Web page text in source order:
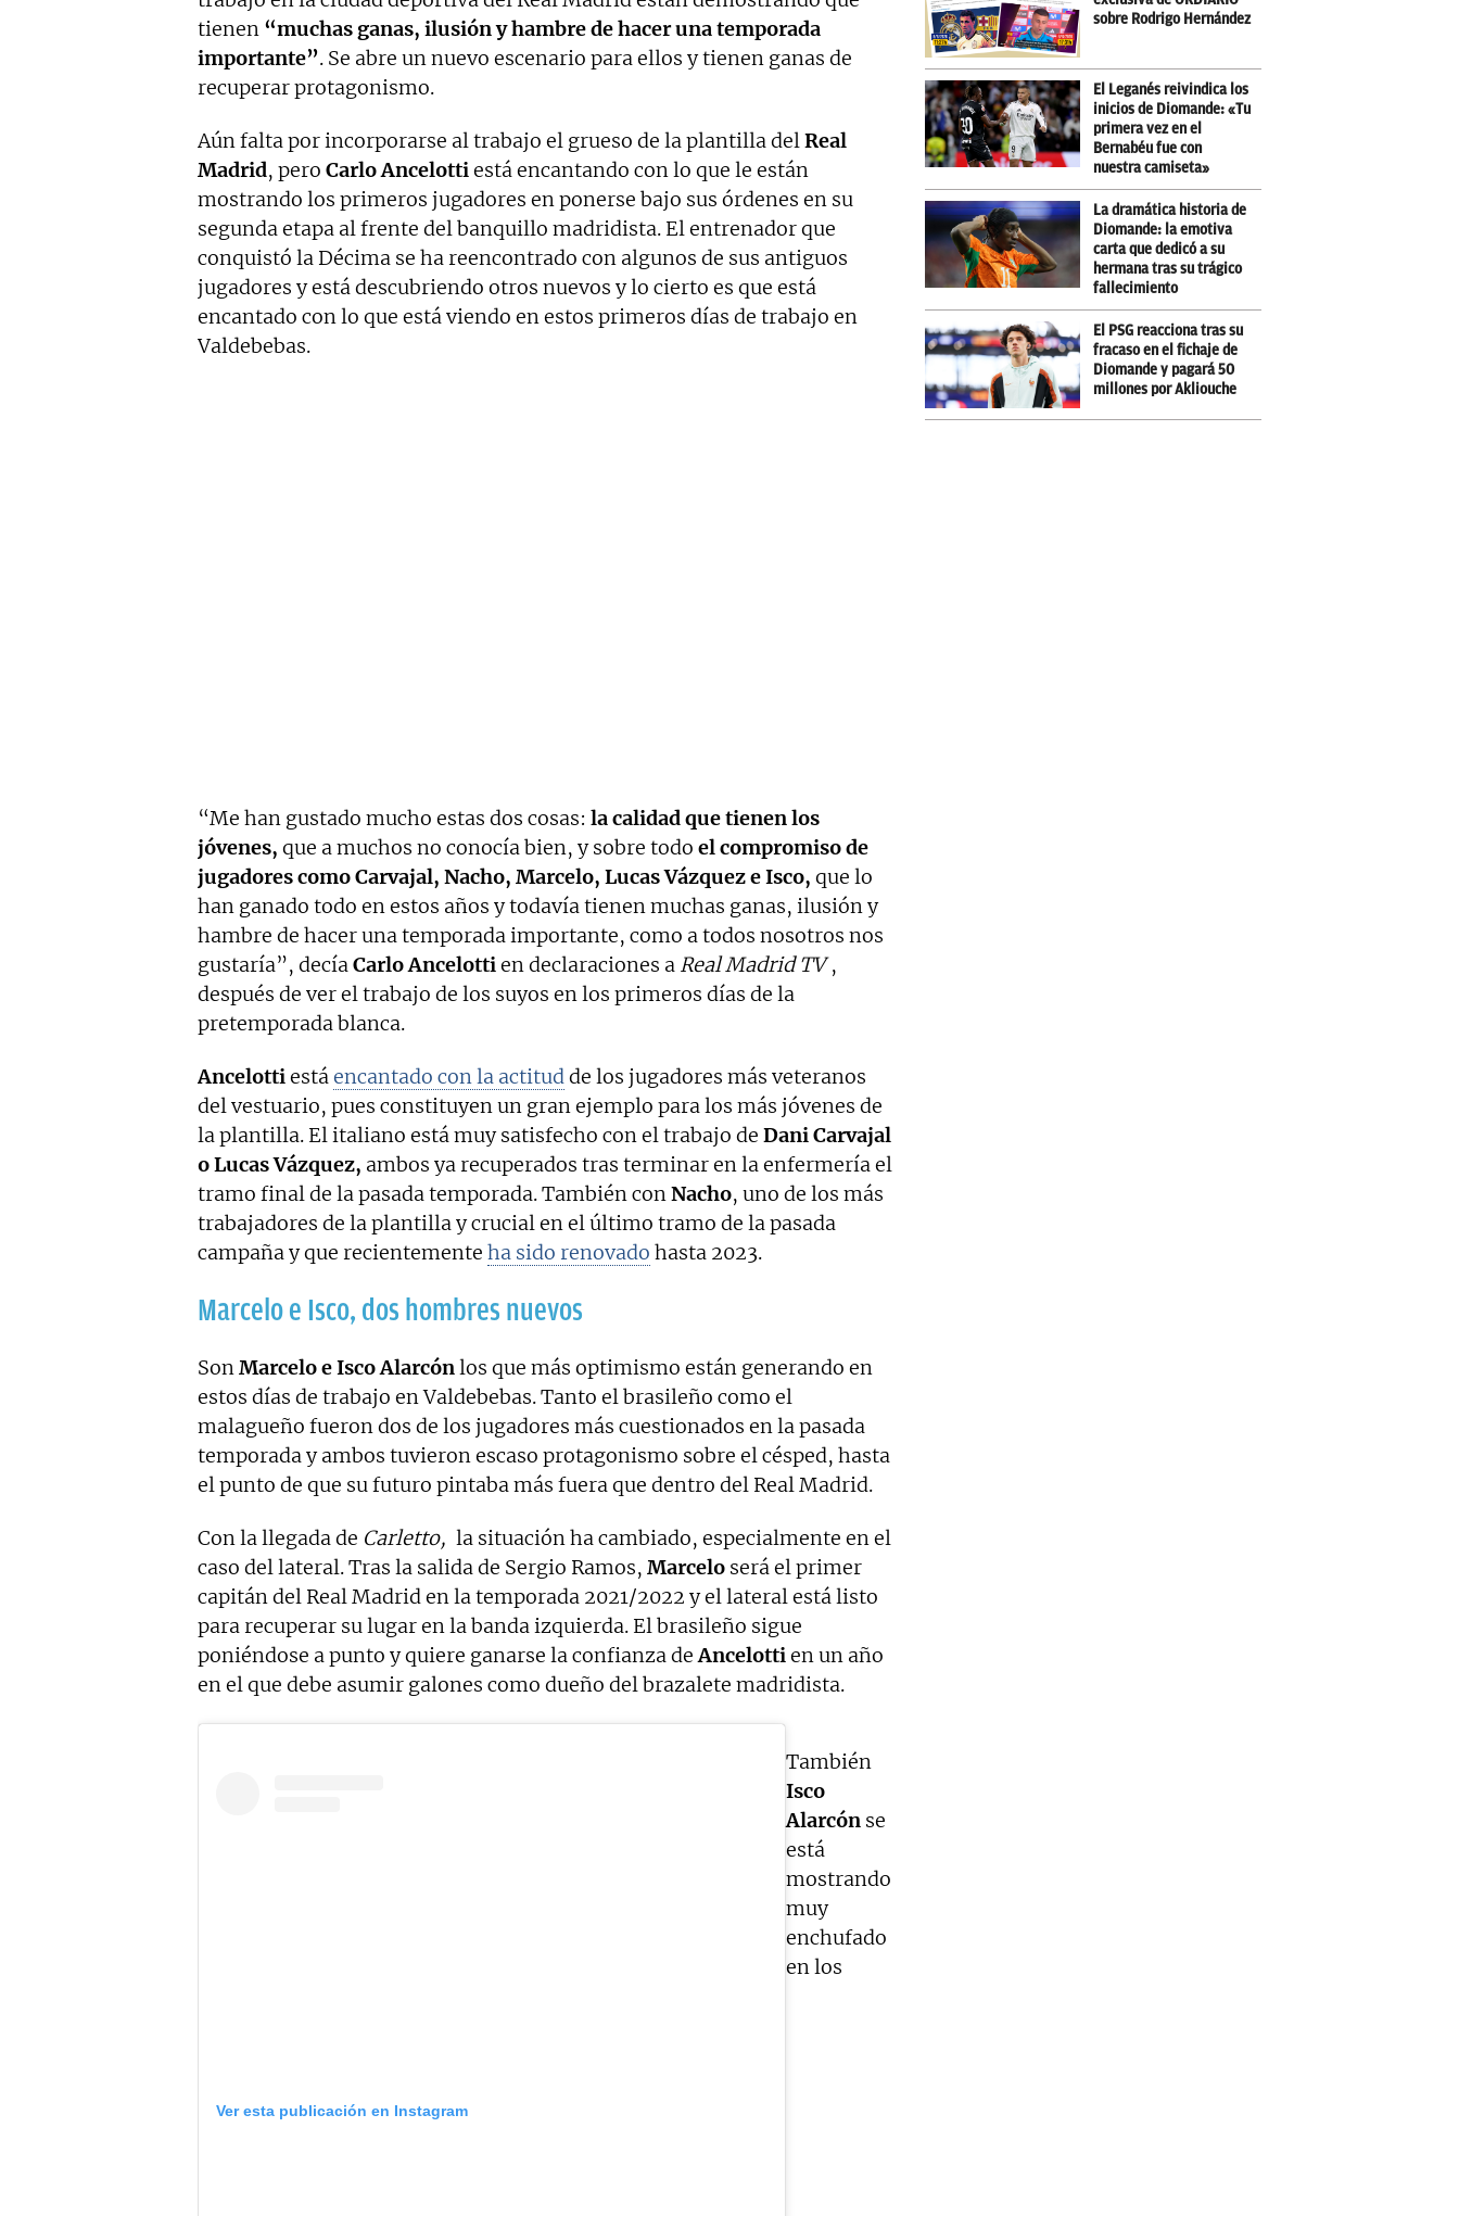
tienen “muchas ganas, ilusión y hambre de hacer una temporada
importante”. Se abre un nuevo escenario para ellos y tienen ganas de
recuperar protagonismo.
Aún falta por incorporarse al trabajo el grueso de la plantilla delReal
Madrid, pero Carlo Ancelottiestá encantando con lo que le están
mostrando los primeros jugadores en ponerse bajo sus órdenes en su
segunda etapa al frente del banquillo madridista. El entrenador que
conquistó la Décima se ha reencontrado con algunos de sus antiguos
jugadores y está descubriendo otros nuevos y lo cierto es que está
encantado con lo que está viendo en estos primeros días de trabajo en
Valdebebas.
“Me han gustado mucho estas dos cosas: la calidad que tienen los
jóvenes, que a muchos no conocía bien, y sobre todo el compromiso de
jugadores como Carvajal, Nacho, Marcelo, Lucas Vázquez e Isco, que lo
han ganado todo en estos años y todavía tienen muchas ganas, ilusión y
hambre de hacer una temporada importante, como a todos nosotros nos
gustaría”, decíaCarlo Ancelottien declaraciones a Real Madrid TV ,
después de ver el trabajo de los suyos en los primeros días de la
pretemporada blanca.
Ancelottiestáencantado con la actitudde los jugadores más veteranos
del vestuario, pues constituyen un gran ejemplo para los más jóvenes de
la plantilla. El italiano está muy satisfecho con el trabajo de Dani Carvajal
o Lucas Vázquez, ambos ya recuperados tras terminar en la enfermería el
tramo final de la pasada temporada. También conNacho, uno de los más
trabajadores de la plantilla y crucial en el último tramo de la pasada
campaña y que recientemente ha sido renovado hasta 2023.
Marcelo e Isco, dos hombres nuevos
SonMarcelo e Isco Alarcónlos que más optimismo están generando en
estos días de trabajo en Valdebebas. Tanto el brasileño como el
malagueño fueron dos de los jugadores más cuestionados en la pasada
temporada y ambos tuvieron escaso protagonismo sobre el césped, hasta
el punto de que su futuro pintaba más fuera que dentro del Real Madrid.
Con la llegada de Carletto, la situación ha cambiado, especialmente en el
caso del lateral. Tras la salida de Sergio Ramos, Marcelo será el primer
capitán del Real Madrid en la temporada 2021/2022 y el lateral está listo
para recuperar su lugar en la banda izquierda. El brasileño sigue
poniéndose a punto y quiere ganarse la confianza deAncelottien un año
en el que debe asumir galones como dueño del brazalete madridista.
Ver esta publicación en Instagram
También
Isco
Alarcón se
está
mostrando
muy
enchufado
en los
sobre Rodrigo Hernández
El Leganés reivindica los
inicios de Diomande: «Tu
primera vez en el
Bernabéu fue con
nuestra camiseta»
La dramática historia de
Diomande: la emotiva
carta que dedicó a su
hermana tras su trágico
fallecimiento
El PSG reacciona tras su
fracaso en el fichaje de
Diomande y pagará 50
millones por Akliouche